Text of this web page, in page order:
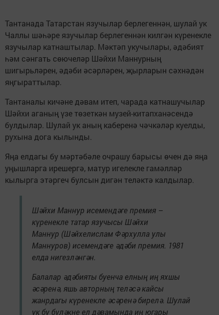
Тантанада Татарстан язучылар берлегеннән, шулай ук
Чаллы шәһәре язучылар берлегеннән килгән күренекле
язучылар катнаштылар. Мәктәп укучылары, әдәбият
һәм сәнгать сөючеләр Шәйхи Маннурның
шигырьләрен, әдәби әсәрләрен, җырларын сәхнәдән
яңгыраттылар.
Тантаналы кичәне дәвам итеп, чарада катнашучылар
Шәйхи аганың үзе төзеткән музей-китапханәсендә
булдылар. Шулай ук аның каберенә чәчкәләр куелды,
рухына дога кылынды.
Яңа елдагы бу мәртәбәле очрашу барысы өчен дә яңа
уңышларга ирешергә, матур игелекле гамәлләр
кылырга этәргеч булсын дигән теләктә калдылар.
Шәйхи Маннур исемендәге премия –
күренекле татар язучысы Шәйхи
Маннур (Шәйхелислам Фәрхулла улы
Маннуров) исемендәге әдәби премия. 1981
елда нигезләнгән.
Балалар әдәбияты буенча елның иң яхшы
әсәренә, яшь авторның теләсә кайсы
жанрдагы күренекле әсәренә бирелә. Шулай
ук бу бүләкне ел дәвамында иң югары